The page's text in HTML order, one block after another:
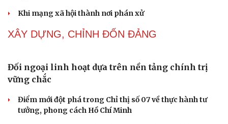
Khi mạng xã hội thành nơi phán xử
XÂY DỰNG, CHỈNH ĐỐN ĐẢNG
Đối ngoại linh hoạt dựa trên nền tảng chính trị
vững chắc
Điểm mới đột phá trong Chỉ thị số 07 về thực hành tư
tưởng, phong cách Hồ Chí Minh